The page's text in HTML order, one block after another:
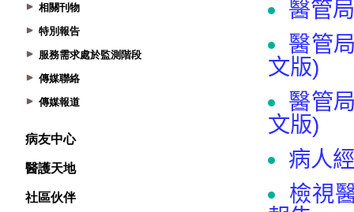
相關刊物
特別報告
服務需求處於監測階段
傳媒聯絡
傳媒報道
病友中心
醫護天地
社區伙伴